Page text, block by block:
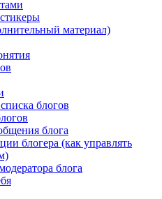
материал)
блогов
блога
блогера (как управлять
блога